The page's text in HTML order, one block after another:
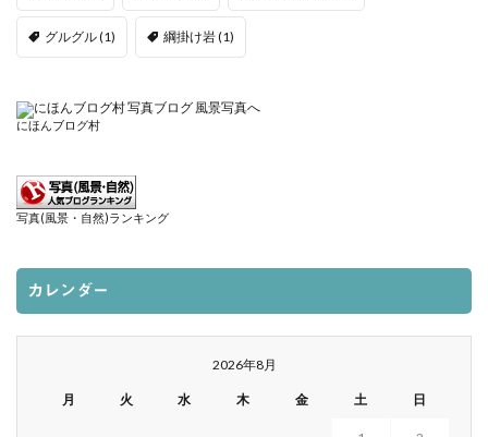
グルグル(1) 綱掛け岩(1)
にほんブログ村
写真(風景・自然)ランキング
カレンダー
2026年8月
月 火 水 木 金 土 日